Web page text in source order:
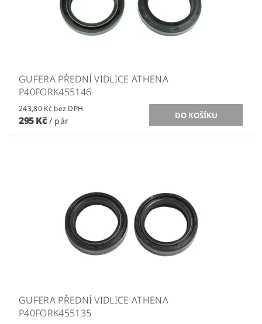
GUFERA PŘEDNÍ VIDLICE ATHENA
P40FORK455146
243,80 Kč bez DPH
295 Kč / pár
GUFERA PŘEDNÍ VIDLICE ATHENA
P40FORK455135